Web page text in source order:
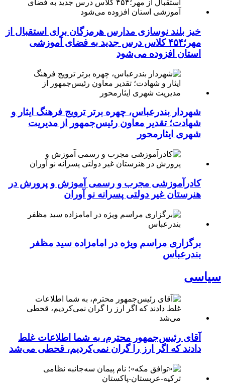
خیز بلند نوسازی مدارس هرمزگان برای استقبال از
مهر؛۴۵۴ کلاس درس جدید به فضای آموزشی
استان افزوده می‌شود
شهردار بندرعباس، چهره برتر ترویج فرهنگ ایثار و
شهادت؛ تقدیر معاون رئیس‌جمهور از مدیریت
شهری ایثارمحور
کادرآموزشی مجرب و رسمی آموزش و پرورش در
هنرستان غیر دولتی پسرانه نو آوران
برگزاری مراسم ویژه در امامزاده سید مظفر
بندرعباس
سیاسی
آقای رئیس‌جمهور محترم، به شما اطلاعات غلط
دادند که اگر ارز را گران نمی‌کردیم، قحطی می‌شد